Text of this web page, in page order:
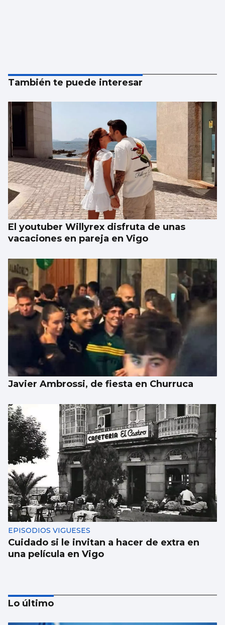
También te puede interesar
El youtuber Willyrex disfruta de unas
vacaciones en pareja en Vigo
Javier Ambrossi, de fiesta en Churruca
EPISODIOS VIGUESES
Cuidado si le invitan a hacer de extra en
una película en Vigo
Lo último